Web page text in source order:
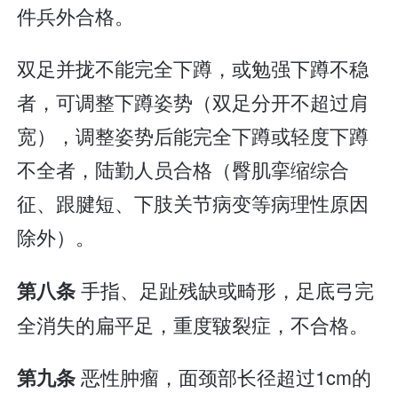
件兵外合格。
双足并拢不能完全下蹲，或勉强下蹲不稳
者，可调整下蹲姿势（双足分开不超过肩
宽），调整姿势后能完全下蹲或轻度下蹲
不全者，陆勤人员合格（臀肌挛缩综合
征、跟腱短、下肢关节病变等病理性原因
除外）。
第八条手指、足趾残缺或畸形，足底弓完
全消失的扁平足，重度皲裂症，不合格。
第九条恶性肿瘤，面颈部长径超过1cm的